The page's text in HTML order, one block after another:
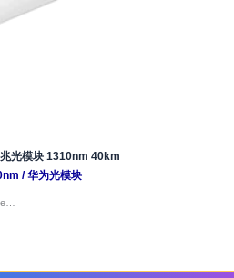
光模块 1310nm 40km
/华为光模块